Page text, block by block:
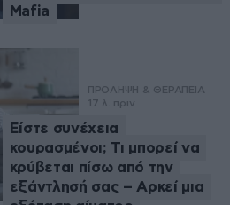
Mafia
ΠΡΟΛΗΨΗ & ΘΕΡΑΠΕΙΑ
17 λ. πριν
Είστε συνέχεια
κουρασμένοι; Τι μπορεί να
κρύβεται πίσω από την
εξάντλησή σας – Αρκεί μια